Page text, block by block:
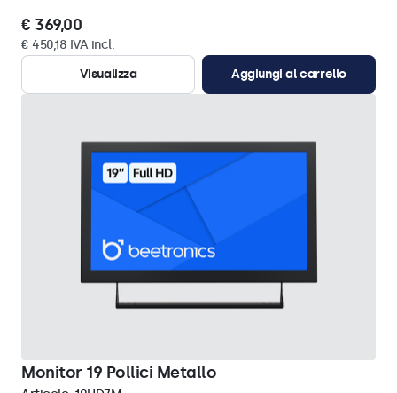
€ 369,00
€ 450,18 IVA incl.
Visualizza
Aggiungi al carrello
Monitor 19 Pollici Metallo